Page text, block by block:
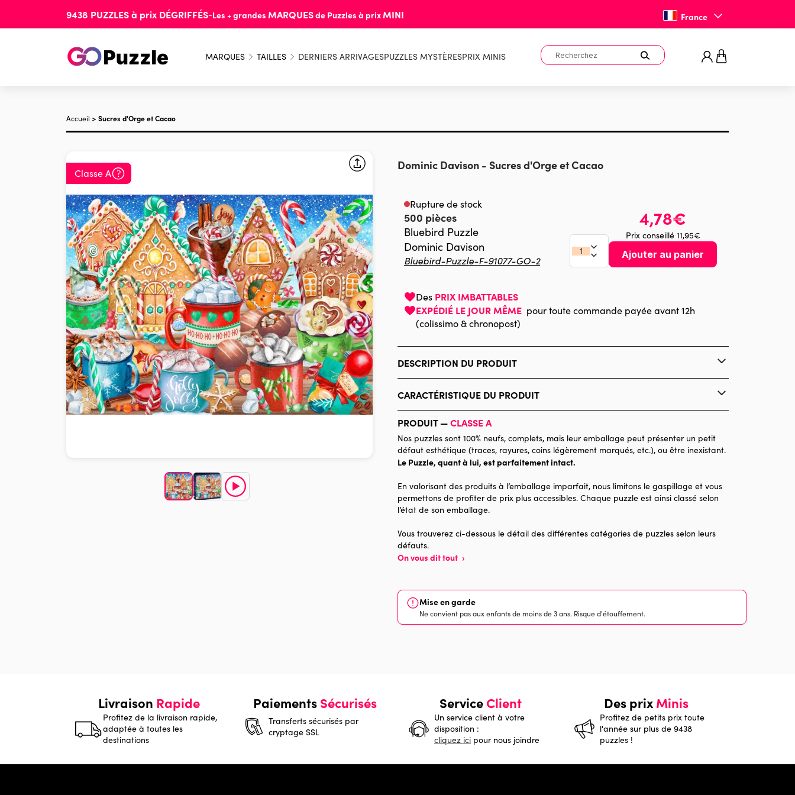
9438 PUZZLESà prix DÉGRIFFÉS-Les + grandes MARQUESde Puzzles à prix MINI France
MARQUES TAILLES DERNIERS ARRIVAGESPUZZLES MYSTÈRESPRIX MINIS
Accueil > Sucres d'Orge et Cacao
Classe A
Dominic Davison - Sucres d'Orge et Cacao
Rupture de stock
500 pièces
Bluebird Puzzle
Dominic Davison
Bluebird-Puzzle-F-91077-GO-2
4,78€
Prix conseillé 11,95€
Ajouter au panier
Des PRIX IMBATTABLES
EXPÉDIÉ LE JOUR MÊME pour toute commande payée avant 12h
(colissimo & chronopost)
DESCRIPTION DU PRODUIT
Whirly Twirly Studios, Licensed by MGL, www.mglart.com
CARACTÉRISTIQUE DU PRODUIT
Marque
Bluebird Puzzle
Catégorie
Age
Puzzle pour Adultes (500 à 48.000 pièces)
Provenance
Nombre de pièces
500 pièces
Dimensions
PRODUIT —CLASSE A
Nos puzzles sont 100% neufs, complets, mais leur emballage peut présenter un petit
défaut esthétique (traces, rayures, coins légèrement marqués, etc.), ou être inexistant.
Le Puzzle, quant à lui, est parfaitement intact.
En valorisant des produits à l’emballage imparfait, nous limitons le gaspillage et vous
permettons de profiter de prix plus accessibles. Chaque puzzle est ainsi classé selon
l’état de son emballage.
Vous trouverez ci-dessous le détail des différentes catégories de puzzles selon leurs
défauts.
On vous dit tout ›
Mise en garde
Ne convient pas aux enfants de moins de 3 ans. Risque d'étouffement.
Livraison Rapide
Profitez de la livraison rapide,
adaptée à toutes les
destinations
PaiementsSécurisés
Transferts sécurisés par
cryptage SSL
ServiceClient
Un service client à votre
disposition :
cliquez ici pour nous joindre
Des prixMinis
Profitez de petits prix toute
l'année sur plus de 9438
puzzles !